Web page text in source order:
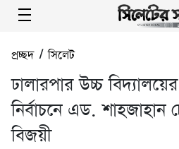
প্রচ্ছদ/সিলেট
ঢালারপার উচ্চ
নির্বাচনে এড. শাহজাহান
বিজয়ী